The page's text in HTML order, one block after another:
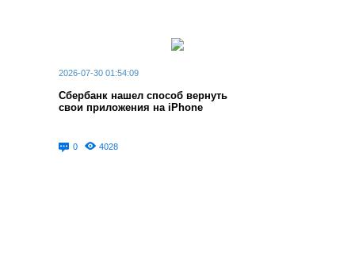
2026-07-30 01:54:09
Сбербанк нашел способ вернуть
свои приложения на iPhone
0 4028